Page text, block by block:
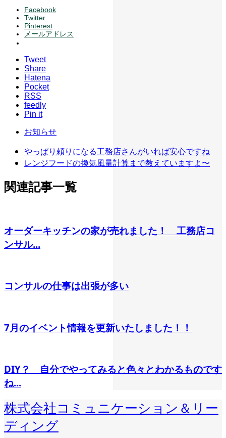
Facebook
Twitter
Pinterest
メールアドレス
Tweet
Share
Hatena
Pocket
RSS
feedly
Pin it
お知らせ
やっぱり頼りになる工務店さんがいれば安心ですね
レンジフードの換気風量計算まで教えていますよ〜
関連記事一覧
オーダーキッチンの家が売れました！ 工務店コ
ンサル...
コンサルの仕事は出張が多い
7月のイベント情報を更新いたしました！！
DIY？ 自分でやってみると色々とわかるものです
ね...
株式会社コミュニケーション＆リー
ディング